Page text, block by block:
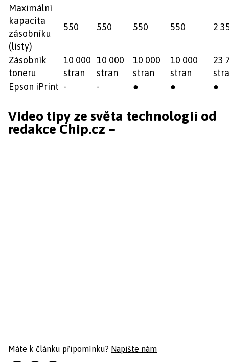
Maximální
kapacita
zásobníku
(listy)
550 550 550 550 2
Zásobník
toneru
10 000
stran
10 000
stran
10 000
stran
10 000
stran
23
Epson iPrint - - ● ● ●
Video tipy ze světa technologií od
redakce Chip.cz –
Máte k článku připomínku? Napište nám